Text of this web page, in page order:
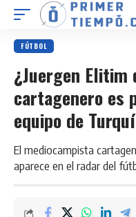
FÚTBOL
¿Juergen Elitim
cartagenero es
equipo de
El mediocampista
aparece en el radar del